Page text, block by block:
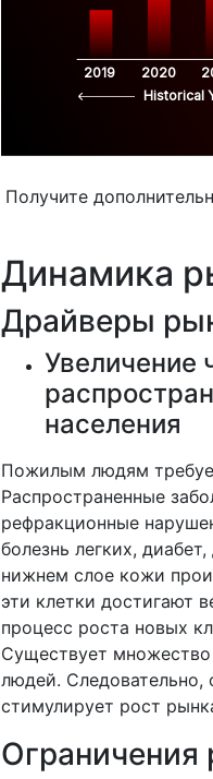
2019 2020
Historical
Получите
Динамика
Драйверы
Увеличение
населения
Пожилым людям
Распространенные
рефракционные
болезнь легких,
нижнем слое кожи
эти клетки достигают
процесс роста новых
Существует
людей. Следовательно,
стимулирует рост
Ограничения